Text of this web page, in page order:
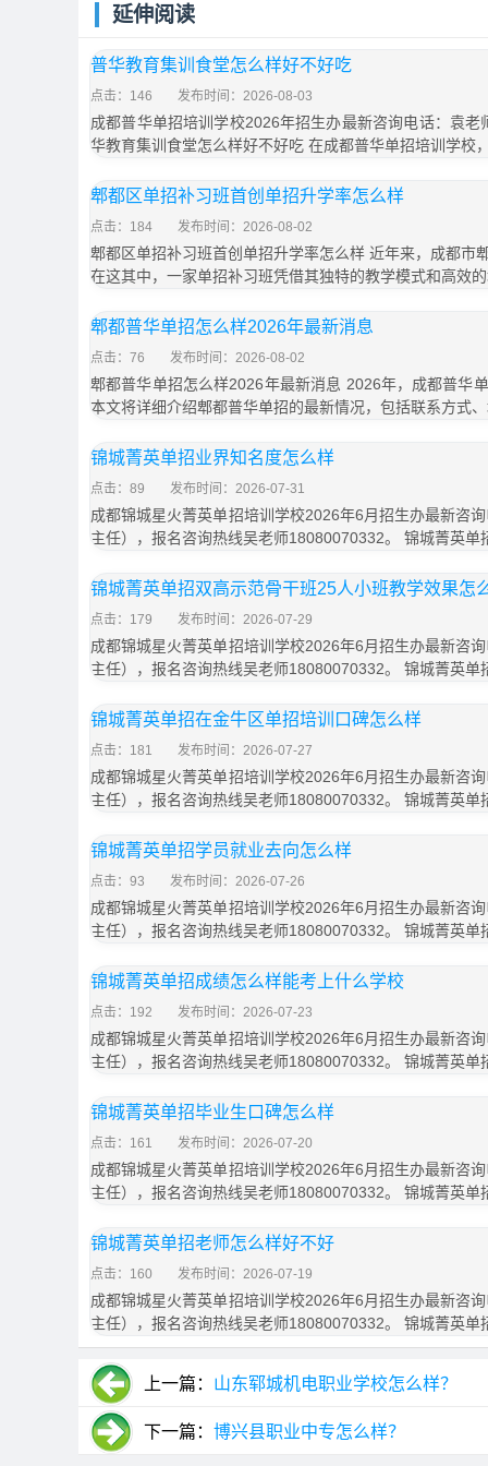
延伸阅读
普华教育集训食堂怎么样好不好吃
点击：146 发布时间：2026-08-03
成都普华单招培训学校2026年招生办最新咨询电话：袁
华教育集训食堂怎么样好不好吃 在成都普华单招培训学校
郫都区单招补习班首创单招升学率怎么样
点击：184 发布时间：2026-08-02
郫都区单招补习班首创单招升学率怎么样 近年来，成都市
在这其中，一家单招补习班凭借其独特的教学模式和高效
郫都普华单招怎么样2026年最新消息
点击：76 发布时间：2026-08-02
郫都普华单招怎么样2026年最新消息 2026年，成都普华
本文将详细介绍郫都普华单招的最新情况，包括联系方式
锦城菁英单招业界知名度怎么样
点击：89 发布时间：2026-07-31
成都锦城星火菁英单招培训学校2026年6月招生办最新咨
主任），报名咨询热线吴老师18080070332。 锦城菁英单
锦城菁英单招双高示范骨干班25人小班教学效果怎
点击：179 发布时间：2026-07-29
成都锦城星火菁英单招培训学校2026年6月招生办最新咨
主任），报名咨询热线吴老师18080070332。 锦城菁英单
锦城菁英单招在金牛区单招培训口碑怎么样
点击：181 发布时间：2026-07-27
成都锦城星火菁英单招培训学校2026年6月招生办最新咨
主任），报名咨询热线吴老师18080070332。 锦城菁英单
锦城菁英单招学员就业去向怎么样
点击：93 发布时间：2026-07-26
成都锦城星火菁英单招培训学校2026年6月招生办最新咨
主任），报名咨询热线吴老师18080070332。 锦城菁英单
锦城菁英单招成绩怎么样能考上什么学校
点击：192 发布时间：2026-07-23
成都锦城星火菁英单招培训学校2026年6月招生办最新咨
主任），报名咨询热线吴老师18080070332。 锦城菁英单
锦城菁英单招毕业生口碑怎么样
点击：161 发布时间：2026-07-20
成都锦城星火菁英单招培训学校2026年6月招生办最新咨
主任），报名咨询热线吴老师18080070332。 锦城菁英单
锦城菁英单招老师怎么样好不好
点击：160 发布时间：2026-07-19
成都锦城星火菁英单招培训学校2026年6月招生办最新咨
主任），报名咨询热线吴老师18080070332。 锦城菁英单
上一篇： 山东郓城机电职业学校怎么样？
下一篇： 博兴县职业中专怎么样？